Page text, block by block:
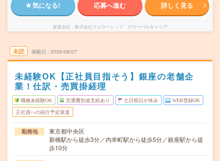
気になる! 応募へ進む 詳しく見る
派遣会社 株式会社フェローシップ グローバルキャリア
未読 掲載日 2026/08/07
未経験OK【正社員目指そう】銀座の老舗企
業！仕訳・売買掛経理
職種未経験OK 交通費別途支給あり 土日祝日が休み WEB登録OK
正社員への紹介予定派遣
勤務地
東京都中央区
新橋駅から徒歩3分／内幸町駅から徒歩5分／銀座駅から徒
歩10分